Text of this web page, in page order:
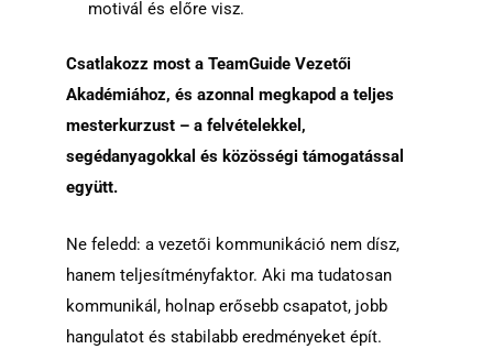
motivál és előre visz.
Csatlakozz most a TeamGuide Vezetői
Akadémiához, és azonnal megkapod a teljes
mesterkurzust – a felvételekkel,
segédanyagokkal és közösségi támogatással
együtt.
Ne feledd: a vezetői kommunikáció nem dísz,
hanem teljesítményfaktor. Aki ma tudatosan
kommunikál, holnap erősebb csapatot, jobb
hangulatot és stabilabb eredményeket épít.